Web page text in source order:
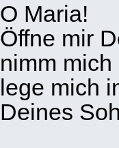
O Maria!
Öffne mir
nimm
lege mich
Deines